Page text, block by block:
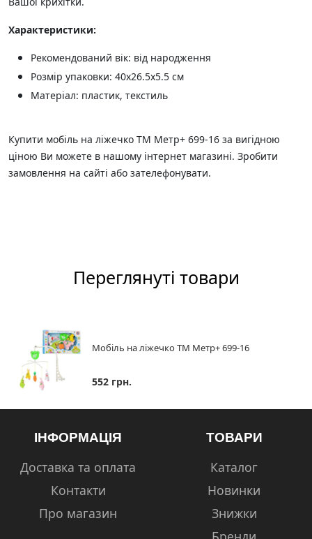
Характеристики:
Рекомендований вік: від народження
Розмір упаковки: 40х26.5х5.5 см
Матеріал: пластик, текстиль
Купити мобіль на ліжечко ТМ Метр+ 699-16 за вигідною
ціною Ви можете в нашому інтернет магазині. Зробити
замовлення на сайті або зателефонувати.
Переглянуті товари
Мобіль на ліжечко ТМ Метр+ 699-16
552 грн.
ІНФОРМАЦІЯ
Доставка та оплата
Контакти
Про магазин
ТОВАРИ
Каталог
Новинки
Знижки